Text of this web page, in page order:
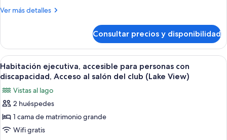
cama
grande
Ver más detalles
Más
Deluxe,
cama
de
matrimonio
grande
Consultar precios y disponibilidad
Abrir
todas
fotos
de
Habitación
ejecutiva,
Habitación de hotel con una cama
7
Habitación ejecutiva, accesible para personas con
discapacidad, Acceso al salón del club (Lake View)
Vistas al lago
2 huéspedes
1 cama de matrimonio grande
Wifi gratis